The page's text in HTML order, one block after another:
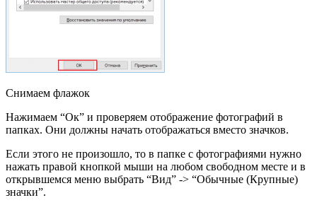
Снимаем флажок
Нажимаем “Ок” и проверяем отображение фотографий в
папках. Они должны начать отображаться вместо значков.
Если этого не произошло, то в папке с фотографиями нужно
нажать правой кнопкой мыши на любом свободном месте и в
открывшемся меню выбрать “Вид” -> “Обычные (Крупные)
значки”.